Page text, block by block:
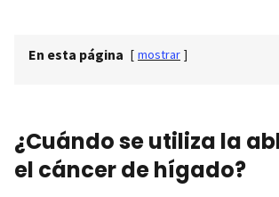
En esta página [ mostrar ]
¿Cuándo se utiliza la
el cáncer de hígado?